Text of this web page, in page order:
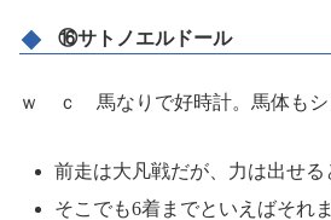
⑯サトノエルドール
ｗ ｃ 馬なりで好時計。馬体もシ
前走は大凡戦だが、力は出せる
そこでも6着までといえばそれま